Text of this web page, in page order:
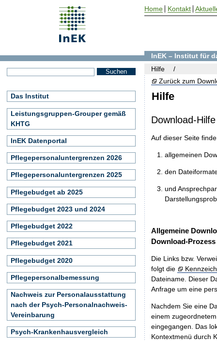
Hilfe
Zurück zum
Download-Hilfe
Auf dieser Seite
allgemeinen
den
und
Allgemeine
Download-Prozess
Die Links bzw.
folgt die
Dateiname. Dieser
Anfrage um eine
Nachdem Sie eine
einem
eingegangen. Das
Kontextmenü durch
InEK – Institut für
Hilfe
Das Institut
Leistungsgruppen-Grouper gemäß
KHTG
InEK Datenportal
Pflegepersonaluntergrenzen 2026
Pflegepersonaluntergrenzen 2025
Pflegebudget ab 2025
Pflegebudget 2023 und 2024
Pflegebudget 2022
Pflegebudget 2021
Pflegebudget 2020
Pflegepersonalbemessung
Nachweis zur Personalausstattung
nach der Psych-Personalnachweis-
Vereinbarung
Psych-Krankenhausvergleich
Home Kontakt